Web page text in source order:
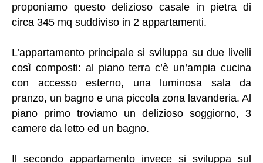
proponiamo questo delizioso casale in pietra di
circa 345 mq suddiviso in 2 appartamenti.
L’appartamento principale si sviluppa su due livelli
così composti: al piano terra c’è un’ampia cucina
con accesso esterno, una luminosa sala da
pranzo, un bagno e una piccola zona lavanderia. Al
piano primo troviamo un delizioso soggiorno, 3
camere da letto ed un bagno.
Il secondo appartamento invece si sviluppa sul